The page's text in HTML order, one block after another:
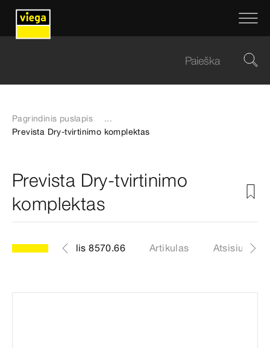
Pagrindinis puslapis
...
Prevista Dry-tvirtinimo komplektas
Prevista Dry-tvirtinimo
komplektas
modelis 8570.66 Artikulas